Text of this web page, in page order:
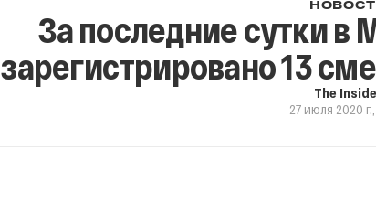
За последние сутки в
зарегистрировано 13
The
27 июля 2020